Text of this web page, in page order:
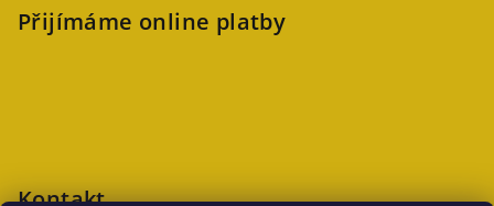
Přijímáme online platby
Kontakt